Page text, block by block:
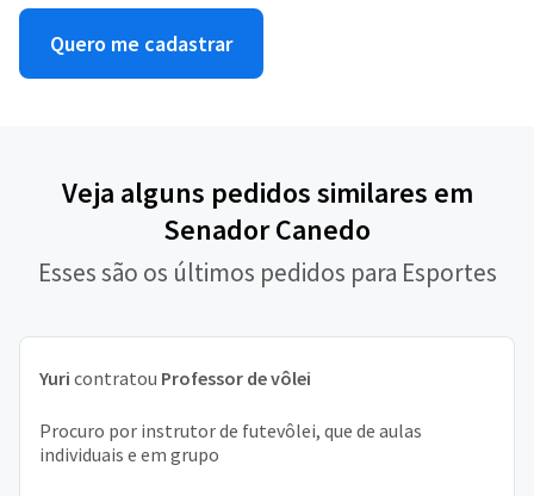
Quero me cadastrar
Veja alguns pedidos similares em
Senador Canedo
Esses são os últimos pedidos para Esportes
Yuri contratou Professor de vôlei
Procuro por instrutor de futevôlei, que de aulas
individuais e em grupo